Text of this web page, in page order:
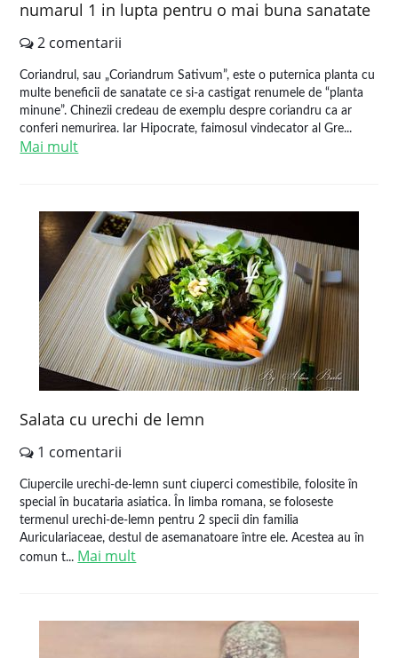
numarul 1 in lupta pentru o mai buna sanatate
2 comentarii
Coriandrul, sau „Coriandrum Sativum”, este o puternica planta cu
multe beneficii de sanatate ce si-a castigat renumele de “planta
minune”. Chinezii credeau de exemplu despre coriandru ca ar
conferi nemurirea. Iar Hipocrate, faimosul vindecator al Gre...
Mai mult
Salata cu urechi de lemn
1 comentarii
Ciupercile urechi-de-lemn sunt ciuperci comestibile, folosite în
special în bucataria asiatica. În limba romana, se foloseste
termenul urechi-de-lemn pentru 2 specii din familia
Auriculariaceae, destul de asemanatoare între ele. Acestea au în
comun t... Mai mult